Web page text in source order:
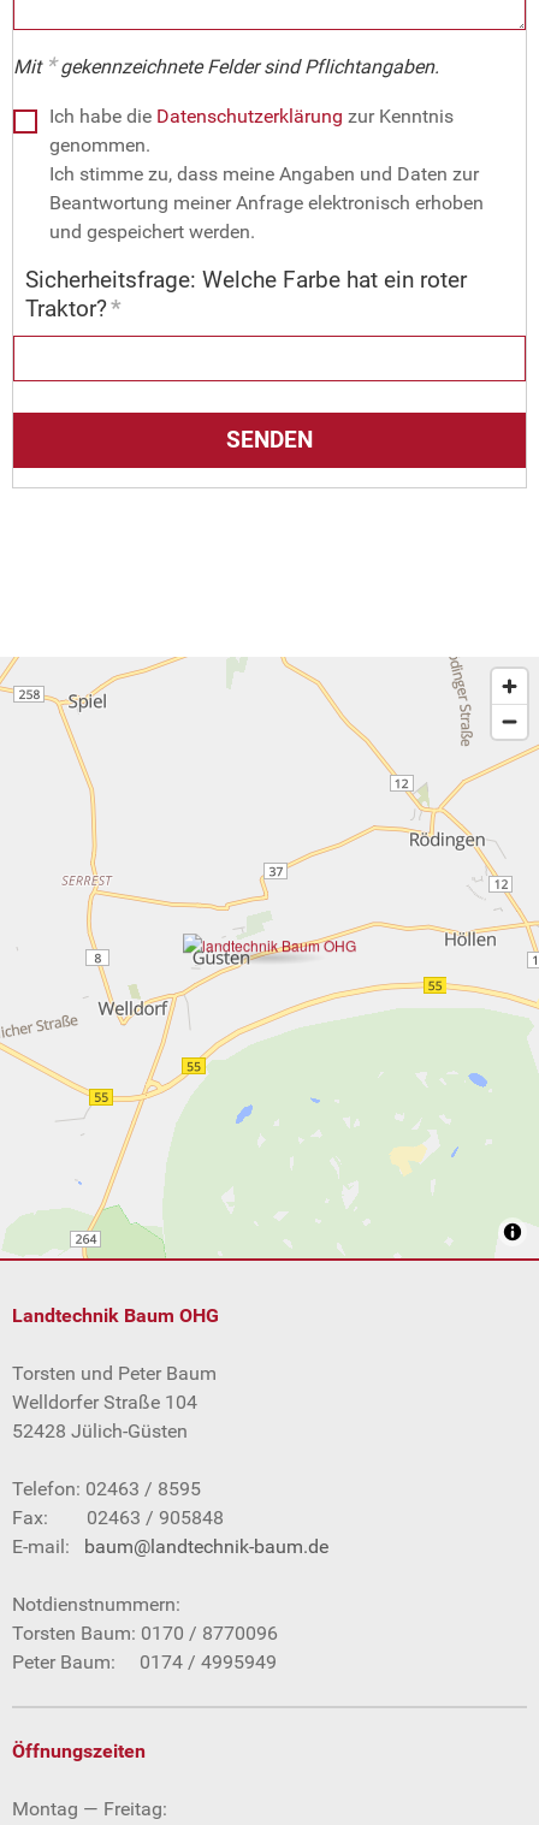
Mit *gekennzeichnete Felder sind Pflichtangaben.
Ich habe die Datenschutzerklärung zur Kenntnis
genommen.
Ich stimme zu, dass meine Angaben und Daten zur
Beantwortung meiner Anfrage elektronisch erhoben
und gespeichert werden.
Sicherheitsfrage: Welche Farbe hat ein roter
Traktor?*
SENDEN
Landtechnik Baum OHG
Torsten und Peter Baum
Welldorfer Straße 104
52428 Jülich-Güsten
Telefon: 02463 / 8595
Fax: 02463 / 905848
E-mail: baum@landtechnik-baum.de
Notdienstnummern:
Torsten Baum: 0170 / 8770096
Peter Baum: 0174 / 4995949
Öffnungszeiten
Montag — Freitag: